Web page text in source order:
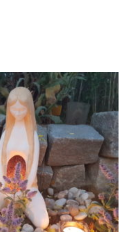
Máří Magdalény v Provence“